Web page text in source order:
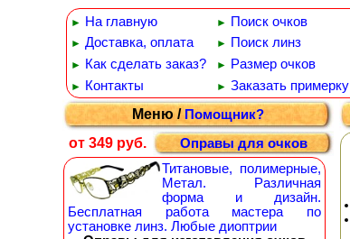
► На главную ► Поиск очков
► Доставка, оплата ► Поиск линз
► Как сделать заказ? ► Размер очков
► Контакты ► Заказать примерку
Меню /Помощник?
от 349 руб.
Оправы для очков
Титановые, полимерные,
Метал. Различная
форма и дизайн.
Бесплатная работа мастера по
установке линз. Любые диоптрии